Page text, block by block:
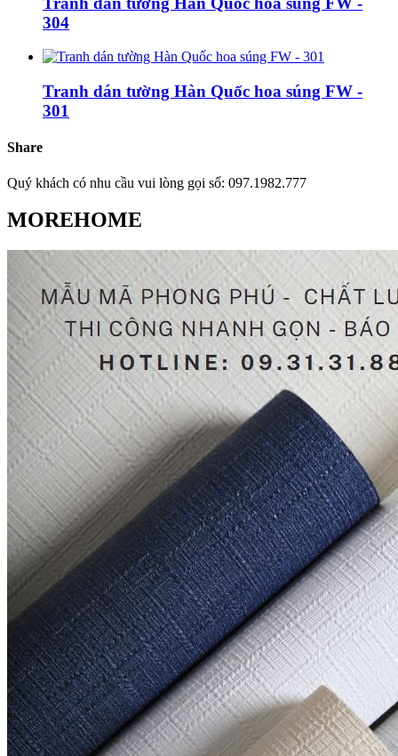
304
Tranh dán tường Hàn Quốc hoa súng FW -
301
Share
Quý khách có nhu cầu vui lòng gọi số: 097.1982.777
MOREHOME